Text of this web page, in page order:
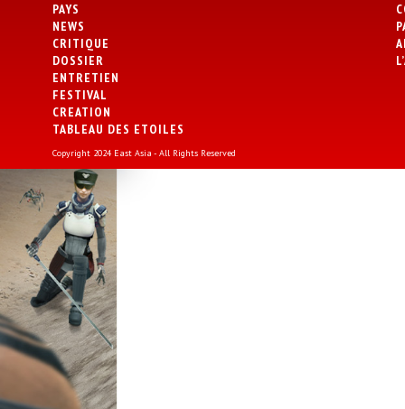
PAYS
NEWS
CRITIQUE
DOSSIER
ENTRETIEN
FESTIVAL
CREATION
TABLEAU DES ETOILES
Copyright 2024 East Asia - All Rights Reserved